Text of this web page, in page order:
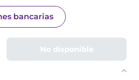
bancarias
No disponible